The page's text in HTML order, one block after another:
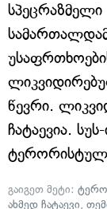
წევრი.
ჩატაევია.
ტერორისტულ
გაიგეთ მეტი:
ახმედ ჩატაევი,